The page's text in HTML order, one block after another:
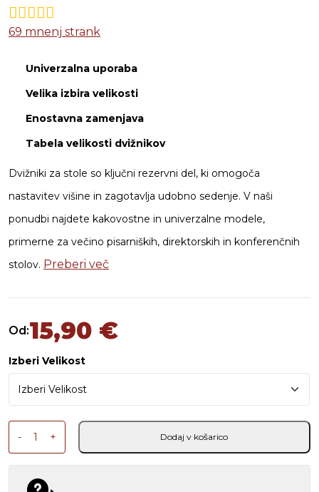
69 mnenj strank
Univerzalna uporaba
Velika izbira velikosti
Enostavna zamenjava
Tabela velikosti dvižnikov
Dvižniki za stole so ključni rezervni del, ki omogoča
nastavitev višine in zagotavlja udobno sedenje. V naši
ponudbi najdete kakovostne in univerzalne modele,
primerne za večino pisarniških, direktorskih in konferenčnih
stolov. Preberi več
Od:15,90 €
Izberi Velikost
-
Dvižnik za stol količina
+ Dodaj v košarico